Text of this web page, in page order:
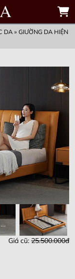
DA» GIƯỜNG DA HIỆN
Giá cũ: 25.500.000đ
ĐẶT MUA TRƯỚC
GIỮ KHUYẾN MẠI